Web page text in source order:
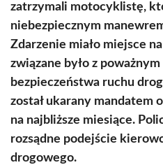
zatrzymali motocyklistę,
niebezpiecznym
Zdarzenie miało miejsce
związane było z
bezpieczeństwa ruchu
został ukarany mandatem
na najbliższe miesiące.
rozsądne podejście
drogowego.